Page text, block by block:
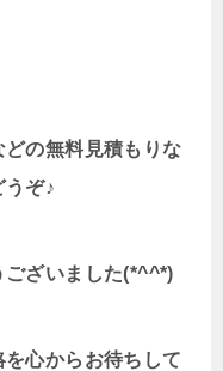
どの無料見積もりな
うぞ♪
ございました(*^^*)
心からお待ちして